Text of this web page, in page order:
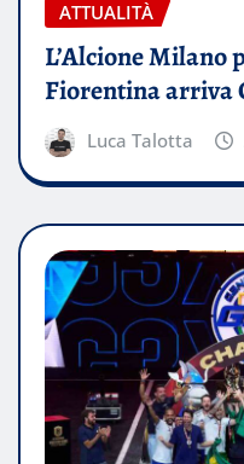
ATTUALITÀ
L’Alcione
Fiorentina arriva
Luca Talotta